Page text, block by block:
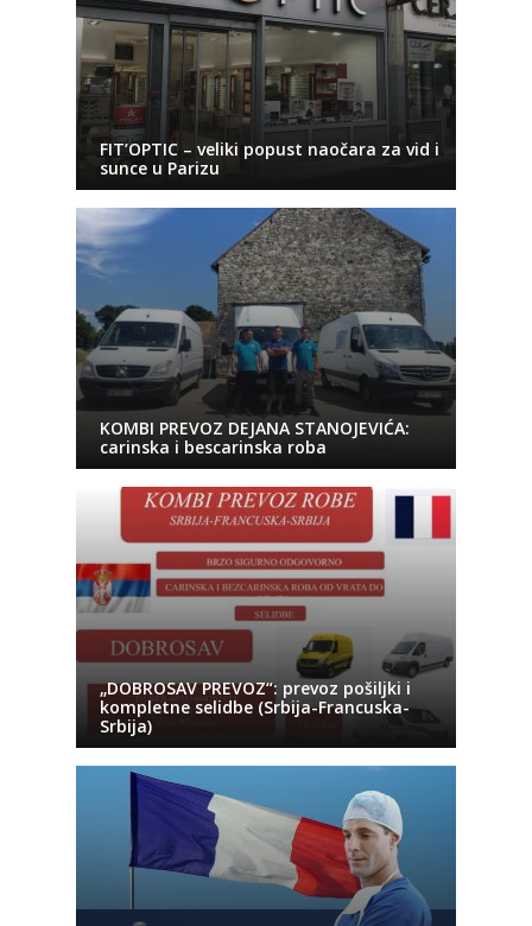
FIT’OPTIC – veliki popust naočara za vid i
sunce u Parizu
KOMBI PREVOZ DEJANA STANOJEVIĆA:
carinska i bescarinska roba
„DOBROSAV PREVOZ“: prevoz pošiljki i
kompletne selidbe (Srbija-Francuska-
Srbija)